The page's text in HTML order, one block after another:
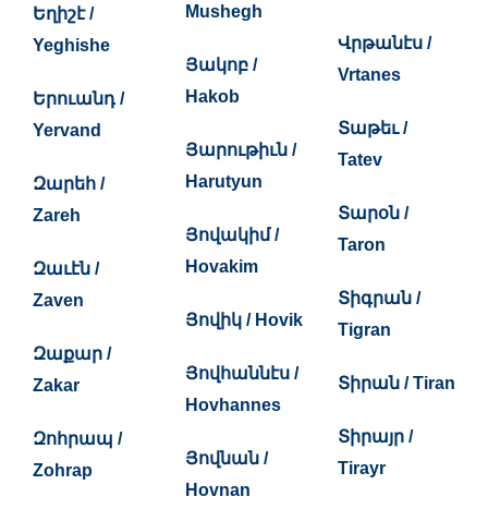
Եղիշէ /
Yeghishe
Երուանդ /
Yervand
Զարեհ /
Zareh
Զաւէն /
Zaven
Զաքար /
Zakar
Զոհրապ /
Zohrap
Mushegh
Յակոբ /
Hakob
Յարութիւն /
Harutyun
Յովակիմ /
Hovakim
Յովիկ / Hovik
Յովհաննէս /
Hovhannes
Յովնան /
Hovnan
Վրթանէս /
Vrtanes
Տաթեւ /
Tatev
Տարօն /
Taron
Տիգրան /
Tigran
Տիրան / Tiran
Տիրայր /
Tirayr